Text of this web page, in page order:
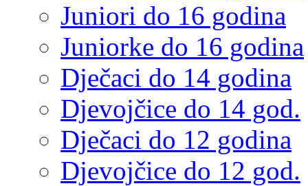
Juniori do 16 godina
Juniorke do 16 godina
Dječaci do 14 godina
Djevojčice do 14 god.
Dječaci do 12 godina
Djevojčice do 12 god.